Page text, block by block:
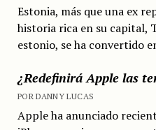
Estonia, más que una ex
historia rica en su capital,
estonio, se ha convertido
¿Redefinirá Apple las
POR DANNY LUCAS
Apple ha anunciado